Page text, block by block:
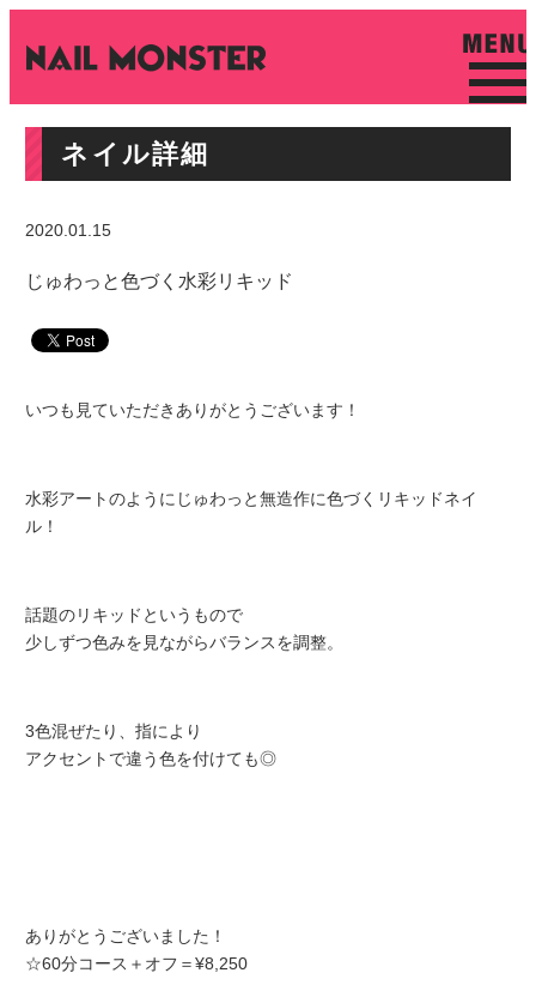
ネイル詳細
2020.01.15
じゅわっと色づく水彩リキッド
いつも見ていただきありがとうございます！
水彩アートのようにじゅわっと無造作に色づくリキッドネイ
ル！
話題のリキッドというもので
少しずつ色みを見ながらバランスを調整。
3色混ぜたり、指により
アクセントで違う色を付けても◎
ありがとうございました！
☆60分コース＋オフ＝¥8,250